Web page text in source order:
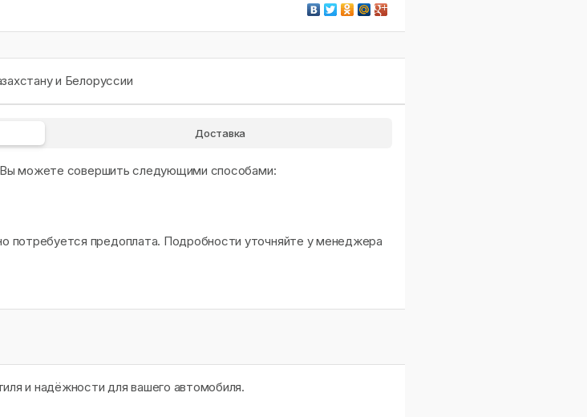
и Белоруссии
Доставка
Вы можете совершить следующими способами:
потребуется предоплата. Подробности уточняйте у менеджера
и надёжности для вашего автомобиля.